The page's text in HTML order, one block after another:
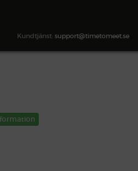
Kundtjänst: support@timetomeet.se